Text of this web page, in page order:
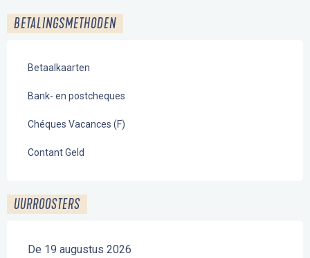
BETALINGSMETHODEN
Betaalkaarten
Bank- en postcheques
Chéques Vacances (F)
Contant Geld
UURROOSTERS
De 19 augustus 2026